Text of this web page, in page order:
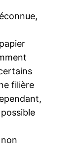
filière